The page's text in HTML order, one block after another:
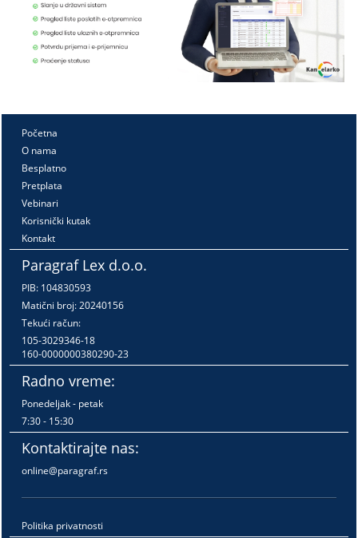
Početna
O nama
Besplatno
Pretplata
Vebinari
Korisnički kutak
Kontakt
Paragraf Lex d.o.o.
PIB: 104830593
Matični broj: 20240156
Tekući račun:
105-3029346-18
160-0000000380290-23
Radno vreme:
Ponedeljak - petak
7:30 - 15:30
Kontaktirajte nas:
online@paragraf.rs
Politika privatnosti